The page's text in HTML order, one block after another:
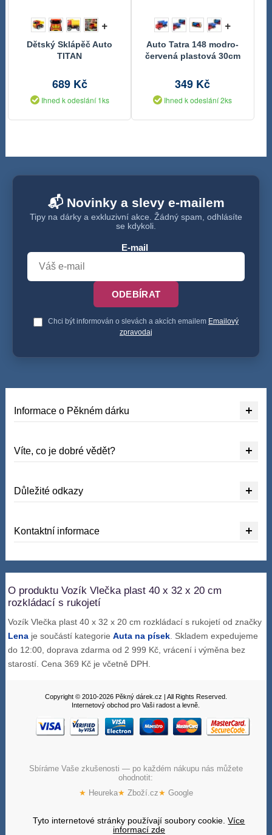
+
Dětský Sklápěč Auto
TITAN
689 Kč
Ihned k odeslání 1ks
+
Auto Tatra 148 modro-
červená plastová 30cm
349 Kč
Ihned k odeslání 2ks
📬 Novinky a slevy e-mailem
Tipy na dárky a exkluzivní akce. Žádný spam, odhlásíte
se kdykoli.
E-mail
ODEBÍRAT
Chci být informován o slevách a akcích emailem Emailový
zpravodaj
Informace o Pěkném dárku
Víte, co je dobré vědět?
Důležité odkazy
Kontaktní informace
O produktu Vozík Vlečka plast 40 x 32 x 20 cm
rozkládací s rukojetí
Vozík Vlečka plast 40 x 32 x 20 cm rozkládací s rukojetí od značky
Lena je součástí kategorieAuta na písek . Skladem expedujeme
do 12:00, doprava zdarma od 2 999 Kč, vrácení i výměna bez
starostí. Cena 369 Kč je včetně DPH.
Copyright © 2010-2026 Pěkný dárek.cz | All Rights Reserved.
Internetový obchod pro Vaši radost a levně.
Sbíráme Vaše zkušenosti — po každém nákupu nás můžete
ohodnotit:
★ Heureka★ Zboží.cz★ Google
Tyto internetové stránky používají soubory cookie.Více
informací zde